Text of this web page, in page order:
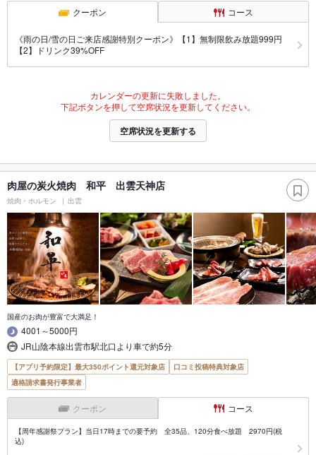
クーポン コース
《雨の日/雪の日ご来店感謝特別クーポン》【1】無制限飲み放題999円
【2】ドリンク39%OFF
カレンダーの更新に失敗しました。
下記ボタンを押して空席状況を更新してください。
空席状況を更新する
肉屋の炭火焼肉 和平 出雲天神店
焼肉・ホルモン 出雲
国産のお肉が豊富で大満足！
4001～5000円
JR山陰本線出雲市駅北口より車で約5分
【アプリ予約限定】最大350ポイント還元対象店
口コミ投稿特典対象店
適格請求書発行事業者
クーポン コース
【周年感謝祭プラン】当日17時までの要予約 全35品、120分食べ放題 2970円(税
込)